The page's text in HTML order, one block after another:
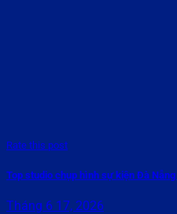
Rate this post
Top studio chụp hình sự kiện Đà
Tháng 6 17, 2026